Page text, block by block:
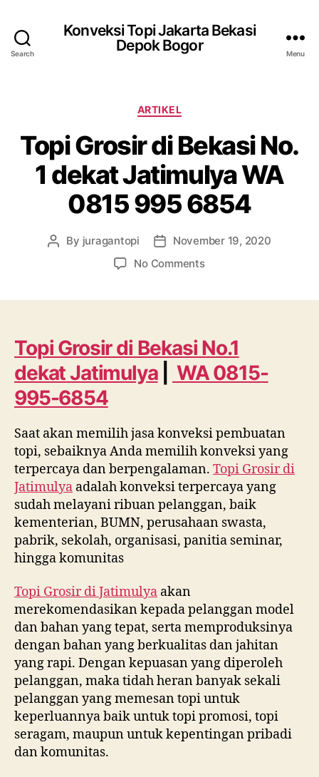
Search
Konveksi Topi Jakarta Bekasi
Depok Bogor
Menu
Categories
ARTIKEL
Topi Grosir di Bekasi No.
1 dekat Jatimulya WA
0815 995 6854
Post
By juragantopi
PostNovember 19, 2020
No Commentson
No.
1
dekat
995
6854
Topi Grosir di Bekasi No.1
dekatJatimulya|
WA 0815-
995-6854
Saat akan memilih jasa konveksi pembuatan
topi, sebaiknya Anda memilih konveksi yang
terpercaya dan berpengalaman. Topi Grosir di
Jatimulya adalah konveksi terpercaya yang
sudah melayani ribuan pelanggan, baik
kementerian, BUMN, perusahaan swasta,
pabrik, sekolah, organisasi, panitia seminar,
hingga komunitas
Topi Grosir diJatimulya akan
merekomendasikan kepada pelanggan model
dan bahan yang tepat, serta memproduksinya
dengan bahan yang berkualitas dan jahitan
yang rapi. Dengan kepuasan yang diperoleh
pelanggan, maka tidah heran banyak sekali
pelanggan yang memesan topi untuk
keperluannya baik untuk topi promosi, topi
seragam, maupun untuk kepentingan pribadi
dan komunitas.